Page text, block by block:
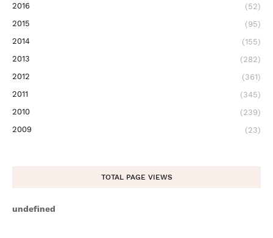
2016
(52)
2015
(95)
2014
(155)
2013
(282)
2012
(361)
2011
(345)
2010
(239)
2009
(23)
TOTAL PAGE VIEWS
undefned